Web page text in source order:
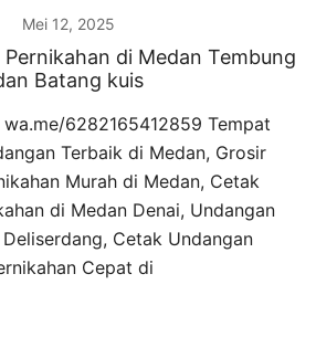
Mei 12, 2025
di Medan Tembung
Batang kuis
6282165412859 Tempat
Terbaik di Medan, Grosir
Murah di Medan, Cetak
di Medan Denai, Undangan
Cetak Undangan
Cepat di